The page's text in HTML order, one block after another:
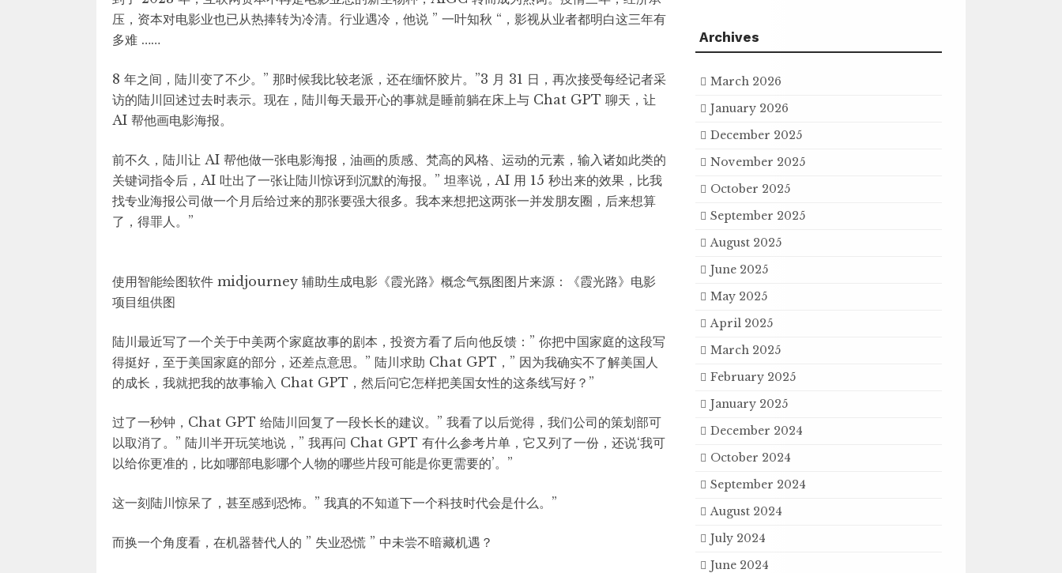
压，资本对电影业也已从热捧转为冷清。行业遇冷，他说 ” 一叶知秋 “，影视从业者都明白这三年有
多难 ……
8 年之间，陆川变了不少。” 那时候我比较老派，还在缅怀胶片。”3 月 31 日，再次接受每经记者采
访的陆川回述过去时表示。现在，陆川每天最开心的事就是睡前躺在床上与 Chat GPT 聊天，让
AI 帮他画电影海报。
前不久，陆川让 AI 帮他做一张电影海报，油画的质感、梵高的风格、运动的元素，输入诸如此类的
关键词指令后，AI 吐出了一张让陆川惊讶到沉默的海报。” 坦率说，AI 用 15 秒出来的效果，比我
找专业海报公司做一个月后给过来的那张要强大很多。我本来想把这两张一并发朋友圈，后来想算
了，得罪人。”
使用智能绘图软件 midjourney 辅助生成电影《霞光路》概念气氛图图片来源：《霞光路》电影
项目组供图
陆川最近写了一个关于中美两个家庭故事的剧本，投资方看了后向他反馈：” 你把中国家庭的这段写
得挺好，至于美国家庭的部分，还差点意思。” 陆川求助 Chat GPT，” 因为我确实不了解美国人
的成长，我就把我的故事输入 Chat GPT，然后问它怎样把美国女性的这条线写好？”
过了一秒钟，Chat GPT 给陆川回复了一段长长的建议。” 我看了以后觉得，我们公司的策划部可
以取消了。” 陆川半开玩笑地说，” 我再问 Chat GPT 有什么参考片单，它又列了一份，还说‘我可
以给你更准的，比如哪部电影哪个人物的哪些片段可能是你更需要的’。”
这一刻陆川惊呆了，甚至感到恐怖。” 我真的不知道下一个科技时代会是什么。”
而换一个角度看，在机器替代人的 ” 失业恐慌 ” 中未尝不暗藏机遇？
Archives
March 2026
January 2026
December 2025
November 2025
October 2025
September 2025
August 2025
June 2025
May 2025
April 2025
March 2025
February 2025
January 2025
December 2024
October 2024
September 2024
August 2024
July 2024
June 2024